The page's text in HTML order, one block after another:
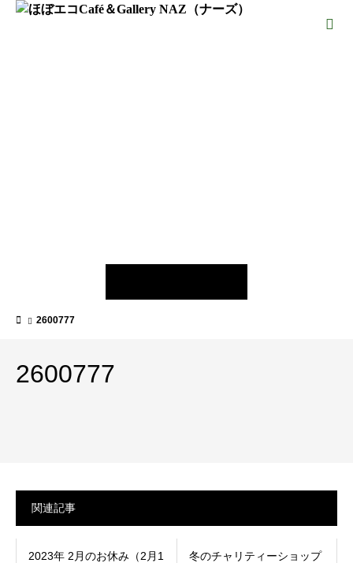
2600777
2600777
関連記事
2023年 2月のお休み（2月1
冬のチャリティーショップ